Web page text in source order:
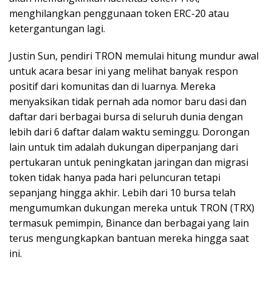
menghilangkan penggunaan token ERC-20 atau
ketergantungan lagi.
Justin Sun, pendiri TRON memulai hitung mundur awal
untuk acara besar ini yang melihat banyak respon
positif dari komunitas dan di luarnya. Mereka
menyaksikan tidak pernah ada nomor baru dasi dan
daftar dari berbagai bursa di seluruh dunia dengan
lebih dari 6 daftar dalam waktu seminggu. Dorongan
lain untuk tim adalah dukungan diperpanjang dari
pertukaran untuk peningkatan jaringan dan migrasi
token tidak hanya pada hari peluncuran tetapi
sepanjang hingga akhir. Lebih dari 10 bursa telah
mengumumkan dukungan mereka untuk TRON (TRX)
termasuk pemimpin, Binance dan berbagai yang lain
terus mengungkapkan bantuan mereka hingga saat
ini.